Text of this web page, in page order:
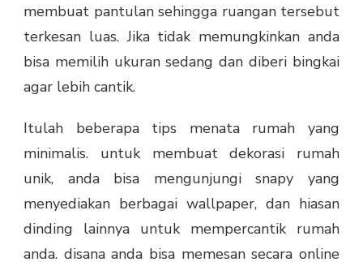
membuat pantulan sehingga ruangan tersebut
terkesan luas. Jika tidak memungkinkan anda
bisa memilih ukuran sedang dan diberi bingkai
agar lebih cantik.
Itulah beberapa tips menata rumah yang
minimalis. untuk membuatdekorasi rumah
unik, anda bisa mengunjungi snapy yang
menyediakan berbagai wallpaper, dan hiasan
dinding lainnya untuk mempercantik rumah
anda. disana anda bisa memesan secara online